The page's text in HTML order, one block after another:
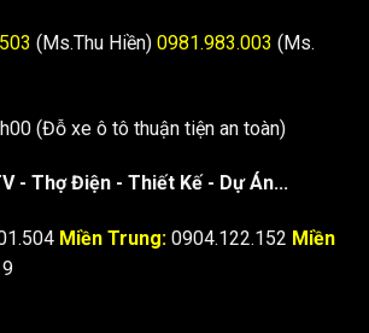
(Ms.Thu Hiền) 0981.983.003 (Ms.
(Đỗ xe ô tô thuận tiện an toàn)
- Thợ Điện - Thiết Kế - Dự Án...
Miền Trung: 0904.122.152 Miền